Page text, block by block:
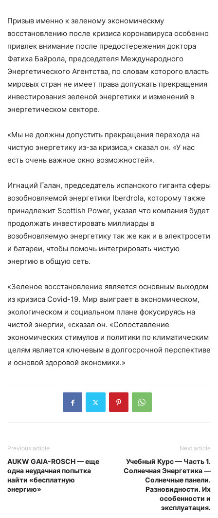
Призыв именно к зеленому экономическму
восстановлению после кризиса коронавируса особенно
привлек внимание после предостережения доктора
Фатиха Байрола, председателя Международного
Энергетического Агентства, по словам которого власть
мировых стран не имеет права допускать прекращения
инвестирования зеленой энергетики и изменений в
энергетическом секторе.
«Мы не должны допустить прекращения перехода на
чистую энергетику из-за кризиса,» сказал он. «У нас
есть очень важное окно возможностей».
Игнаций Галан, председатель испанского гиганта сферы
возобновляемой энергетики Iberdrola, которому также
принадлежит Scottish Power, указал что компания будет
продолжать инвестировать миллиарды в
возобновляемую энергетику так же как и в электросети
и батареи, чтобы помочь интегрировать чистую
энергию в общую сеть.
«Зеленое восстановление является основным выходом
из кризиса Covid-19. Мир выиграет в экономическом,
экологическом и социальном плане фокусируясь на
чистой энергии, «сказал он. «Сопоставление
экономических стимулов и политики по климатическим
целям является ключевым в долгосрочной перспективе
и основой здоровой экономики.»
Previous article
AUKW GAIA-ROSCH — еще
одна неудачная попытка
найти «бесплатную
энергию»
Next article
Учебный Курс — Часть 1.
Солнечная Энергетика —
Солнечные панели.
Разновидности. Их
особенности и
эксплуатация.